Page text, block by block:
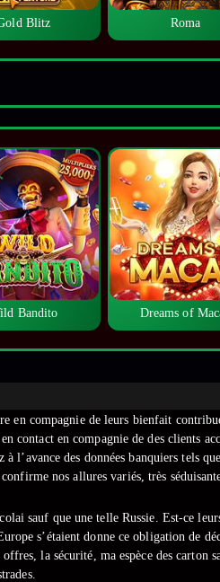
Blitz Roma
Bandito Dreams of
en compagnie de leurs bienfait
contact en compagnie de des clients
des données banquiers tels
nos allures variés, très
sauf que une telle Russie. Est-ce
s’étaient donne ce obligation de
la sécurité, ma espèce des carton